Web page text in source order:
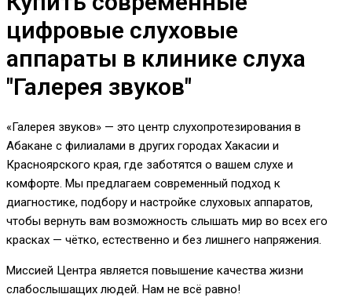
цифровые слуховые
аппараты в клинике слуха
"Галерея звуков"
«Галерея звуков» — это центр слухопротезирования в
Абакане с филиалами в других городах Хакасии и
Красноярского края, где заботятся о вашем слухе и
комфорте. Мы предлагаем современный подход к
диагностике, подбору и настройке слуховых аппаратов,
чтобы вернуть вам возможность слышать мир во всех его
красках — чётко, естественно и без лишнего напряжения.
Миссией Центра является повышение качества жизни
слабослышащих людей. Нам не всё равно!